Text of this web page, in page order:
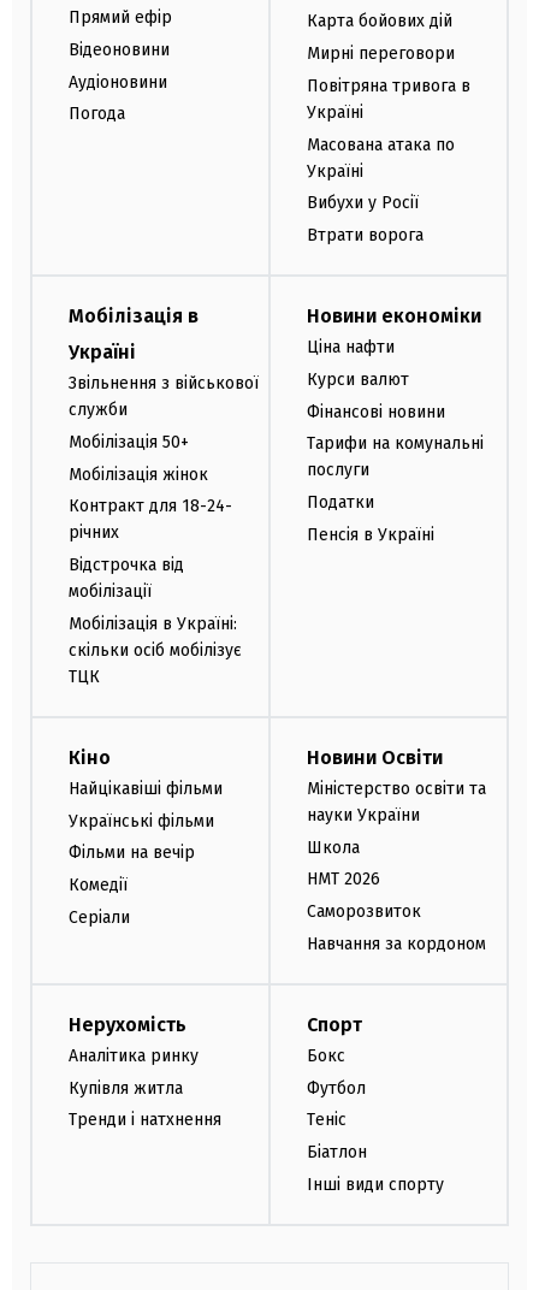
Прямий ефір
Відеоновини
Аудіоновини
Погода
Карта бойових дій
Мирні переговори
Повітряна тривога в
Україні
Масована атака по
Україні
Вибухи у Росії
Втрати ворога
Мобілізація в
Україні
Звільнення з військової
служби
Мобілізація 50+
Мобілізація жінок
Контракт для 18-24-
річних
Відстрочка від
мобілізації
Мобілізація в Україні:
скільки осіб мобілізує
ТЦК
Новини економіки
Ціна нафти
Курси валют
Фінансові новини
Тарифи на комунальні
послуги
Податки
Пенсія в Україні
Кіно
Найцікавіші фільми
Українські фільми
Фільми на вечір
Комедії
Серіали
Новини Освіти
Міністерство освіти та
науки України
Школа
НМТ 2026
Саморозвиток
Навчання за кордоном
Нерухомість
Аналітика ринку
Купівля житла
Тренди і натхнення
Спорт
Бокс
Футбол
Теніс
Біатлон
Інші види спорту